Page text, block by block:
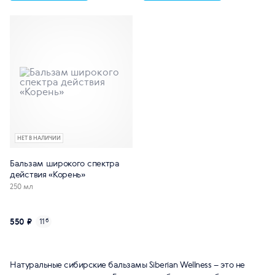
НЕТ В НАЛИЧИИ
Бальзам широкого спектра
действия «Корень»
250 мл
550 ₽ 11б
Натуральные сибирские бальзамы Siberian Wellness – это не